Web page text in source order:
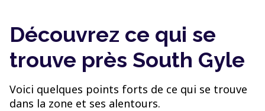
Découvrez ce qui se
trouve près South Gyle
Voici quelques points forts de ce qui se trouve
dans la zone et ses alentours.